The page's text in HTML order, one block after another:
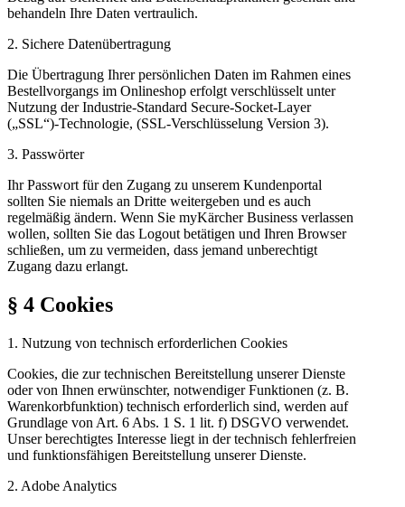
behandeln Ihre Daten vertraulich.
2. Sichere Datenübertragung
Die Übertragung Ihrer persönlichen Daten im Rahmen eines
Bestellvorgangs im Onlineshop erfolgt verschlüsselt unter
Nutzung der Industrie-Standard Secure-Socket-Layer
(„SSL“)-Technologie, (SSL-Verschlüsselung Version 3).
3. Passwörter
Ihr Passwort für den Zugang zu unserem Kundenportal
sollten Sie niemals an Dritte weitergeben und es auch
regelmäßig ändern. Wenn Sie myKärcher Business verlassen
wollen, sollten Sie das Logout betätigen und Ihren Browser
schließen, um zu vermeiden, dass jemand unberechtigt
Zugang dazu erlangt.
§ 4 Cookies
1. Nutzung von technisch erforderlichen Cookies
Cookies, die zur technischen Bereitstellung unserer Dienste
oder von Ihnen erwünschter, notwendiger Funktionen (z. B.
Warenkorbfunktion) technisch erforderlich sind, werden auf
Grundlage von Art. 6 Abs. 1 S. 1 lit. f) DSGVO verwendet.
Unser berechtigtes Interesse liegt in der technisch fehlerfreien
und funktionsfähigen Bereitstellung unserer Dienste.
2. Adobe Analytics